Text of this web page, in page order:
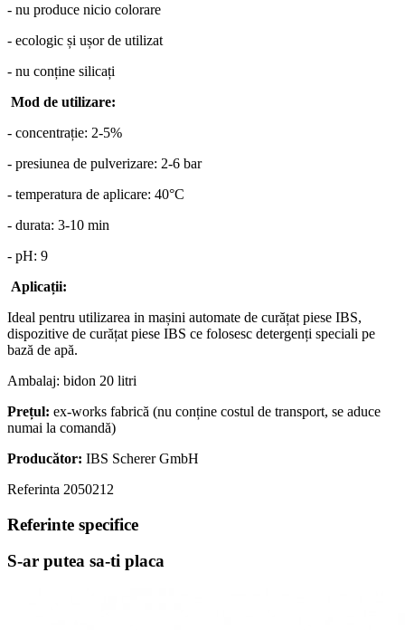
- nu produce nicio colorare
- ecologic și ușor de utilizat
- nu conține silicați
Mod de utilizare:
- concentrație: 2-5%
- presiunea de pulverizare: 2-6 bar
- temperatura de aplicare: 40°C
- durata: 3-10 min
- pH: 9
Aplicații:
Ideal pentru utilizarea in mașini automate de curățat piese IBS,
dispozitive de curățat piese IBS ce folosesc detergenți speciali pe
bază de apă.
Ambalaj: bidon 20 litri
Prețul: ex-works fabrică (nu conține costul de transport, se aduce
numai la comandă)
Producător: IBS Scherer GmbH
Referinta 2050212
Referinte specifice
S-ar putea sa-ti placa